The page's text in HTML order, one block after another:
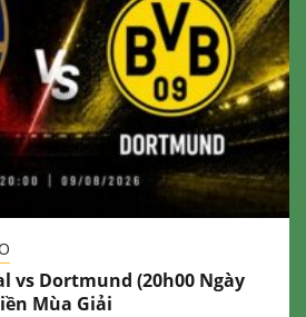
vs Dortmund (20h00 Ngày
Mùa Giải